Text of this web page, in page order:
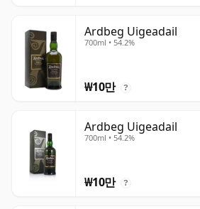
Ardbeg Uigeadail
700ml • 54.2%
₩10만 ?
Ardbeg Uigeadail
700ml • 54.2%
₩10만 ?